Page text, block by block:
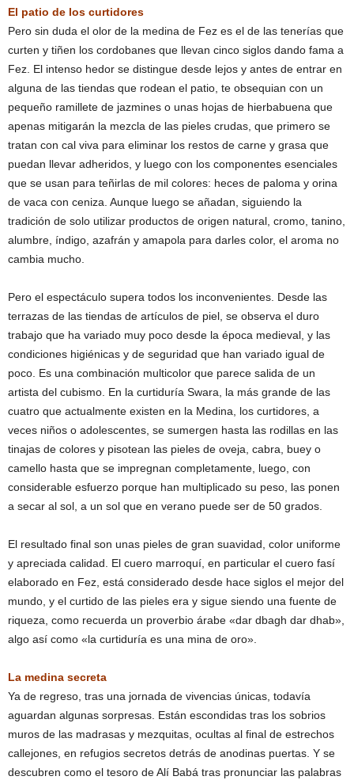
El patio de los curtidores
Pero sin duda el olor de la medina de Fez es el de las tenerías que
curten y tiñen los cordobanes que llevan cinco siglos dando fama a
Fez. El intenso hedor se distingue desde lejos y antes de entrar en
alguna de las tiendas que rodean el patio, te obsequian con un
pequeño ramillete de jazmines o unas hojas de hierbabuena que
apenas mitigarán la mezcla de las pieles crudas, que primero se
tratan con cal viva para eliminar los restos de carne y grasa que
puedan llevar adheridos, y luego con los componentes esenciales
que se usan para teñirlas de mil colores: heces de paloma y orina
de vaca con ceniza. Aunque luego se añadan, siguiendo la
tradición de solo utilizar productos de origen natural, cromo, tanino,
alumbre, índigo, azafrán y amapola para darles color, el aroma no
cambia mucho.
Pero el espectáculo supera todos los inconvenientes. Desde las
terrazas de las tiendas de artículos de piel, se observa el duro
trabajo que ha variado muy poco desde la época medieval, y las
condiciones higiénicas y de seguridad que han variado igual de
poco. Es una combinación multicolor que parece salida de un
artista del cubismo. En la curtiduría Swara, la más grande de las
cuatro que actualmente existen en la Medina, los curtidores, a
veces niños o adolescentes, se sumergen hasta las rodillas en las
tinajas de colores y pisotean las pieles de oveja, cabra, buey o
camello hasta que se impregnan completamente, luego, con
considerable esfuerzo porque han multiplicado su peso, las ponen
a secar al sol, a un sol que en verano puede ser de 50 grados.
El resultado final son unas pieles de gran suavidad, color uniforme
y apreciada calidad. El cuero marroquí, en particular el cuero fasí
elaborado en Fez, está considerado desde hace siglos el mejor del
mundo, y el curtido de las pieles era y sigue siendo una fuente de
riqueza, como recuerda un proverbio árabe «dar dbagh dar dhab»,
algo así como «la curtiduría es una mina de oro».
La medina secreta
Ya de regreso, tras una jornada de vivencias únicas, todavía
aguardan algunas sorpresas. Están escondidas tras los sobrios
muros de las madrasas y mezquitas, ocultas al final de estrechos
callejones, en refugios secretos detrás de anodinas puertas. Y se
descubren como el tesoro de Alí Babá tras pronunciar las palabras